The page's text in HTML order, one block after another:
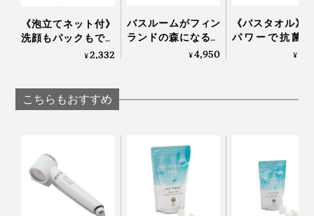
《泡立てネット付》
洗顔もパックもでき
る、「富山クレイ フ
KEIKO
¥2,332
バスルームがフィン
ランドの森になる、
「白樺の若葉」と
¥4,950
《バスタオル》
パワーで抗菌
臭、スタイリス
¥
こちらもおすすめ